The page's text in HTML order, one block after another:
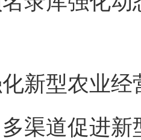
型农业经
道促进新